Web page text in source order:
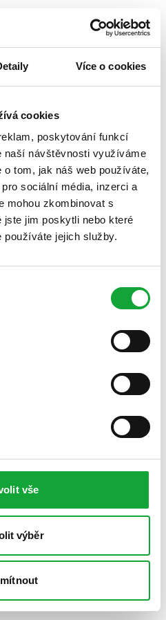
Více o cookies
cookies
poskytování funkcí
naší návštěvnosti využíváme
tom, jak náš web používáte,
sociální média, inzerci a
mohou zkombinovat s
jim poskytli nebo které
jejich služby.
vše
výběr